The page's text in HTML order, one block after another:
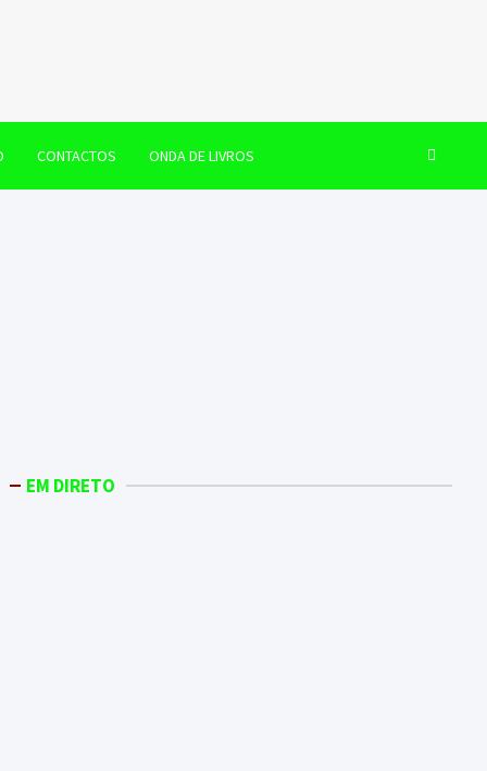
CONTACTOS ONDA DE LIVROS
EM DIRETO